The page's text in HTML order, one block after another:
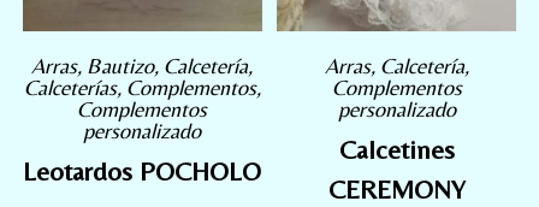
Arras, Bautizo, Calcetería,
Calceterías, Complementos,
Complementos
personalizado
Leotardos POCHOLO
Arras, Calcetería,
Complementos
personalizado
Calcetines
CEREMONY